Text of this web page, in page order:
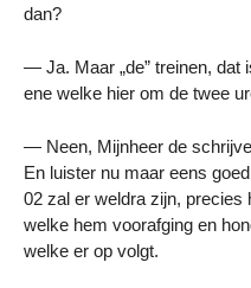
dan?
— Ja. Maar „de” treinen, dat
ene welke hier om de twee
— Neen, Mijnheer de
En luister nu maar eens
02 zal er weldra zijn, precies
welke hem voorafging en
welke er op volgt.